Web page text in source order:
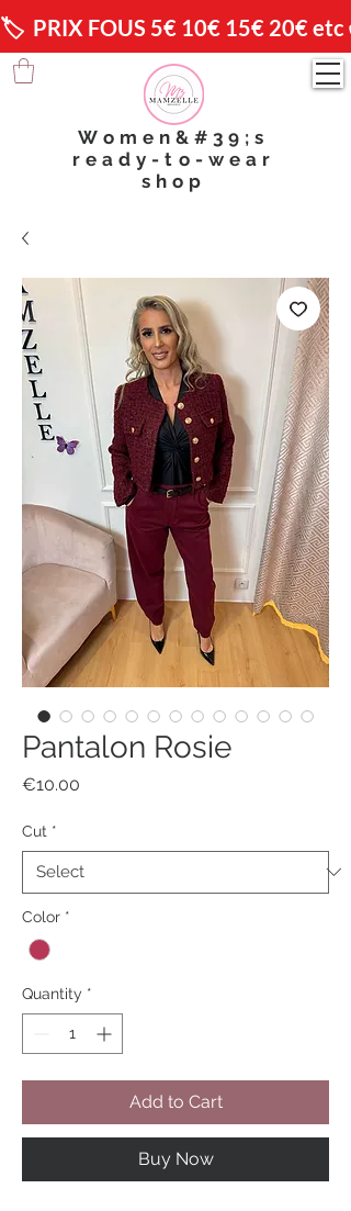
🏷️  PRIX FOUS 5€ 10€ 15€ 20€ etc
Women&#39;s
ready-to-wear
shop
Pantalon Rosie
€10.00
Cut *
Color *
Quantity *
Add to Cart
Buy Now